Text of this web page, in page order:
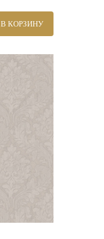
В КОРЗИНУ